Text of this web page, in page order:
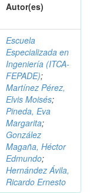
Autor(es)
Escuela
Especializada en
Ingeniería (ITCA-
FEPADE);
Martínez Pérez,
Elvis Moisés;
Pineda, Eva
Margarita;
González
Magaña, Héctor
Edmundo;
Hernández Ávila,
Ricardo Ernesto